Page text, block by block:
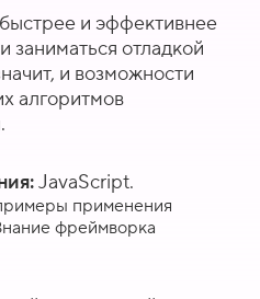
и эффективнее
заниматься отладкой
и возможности
алгоритмов
JavaScript.
применения
фреймворка